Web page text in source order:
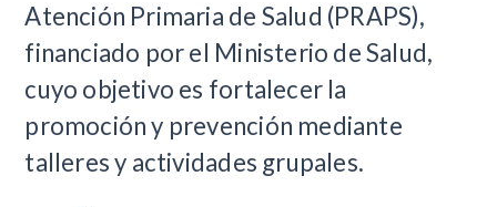
Atención Primaria de Salud (PRAPS),
financiado por el Ministerio de Salud,
cuyo objetivo es fortalecer la
promoción y prevención mediante
talleres y actividades grupales.